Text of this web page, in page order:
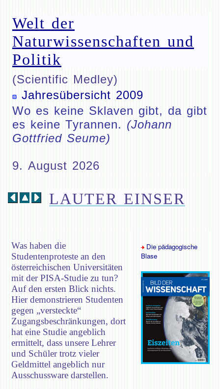
Welt der
Naturwissenschaften und
Politik
(Scientific Medley)
Jahresübersicht 2009
Wo es keine Sklaven gibt, da gibt
es keine Tyrannen. (Johann
Gottfried Seume)
9. August 2026
LAUTER EINSER
Was haben die
Studentenproteste an den
österreichischen Universitäten
mit der PISA-Studie zu tun?
Auf den ersten Blick nichts.
Hier demonstrieren Studenten
gegen „versteckte“
Zugangsbeschränkungen, dort
hat eine Studie angeblich
ermittelt, dass unsere Lehrer
und Schüler trotz vieler
Geldmittel angeblich nur
Ausschussware darstellen.
Die pädagogische
Blase